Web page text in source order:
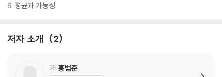
6. 평균과 가능성
저자 소개 2
저 홍범준